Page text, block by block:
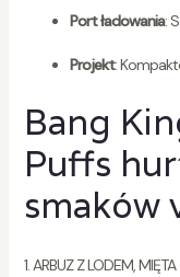
Port ładowania:
Projekt:
Bang
Puffs
smaków
1. ARBUZ Z LODEM,